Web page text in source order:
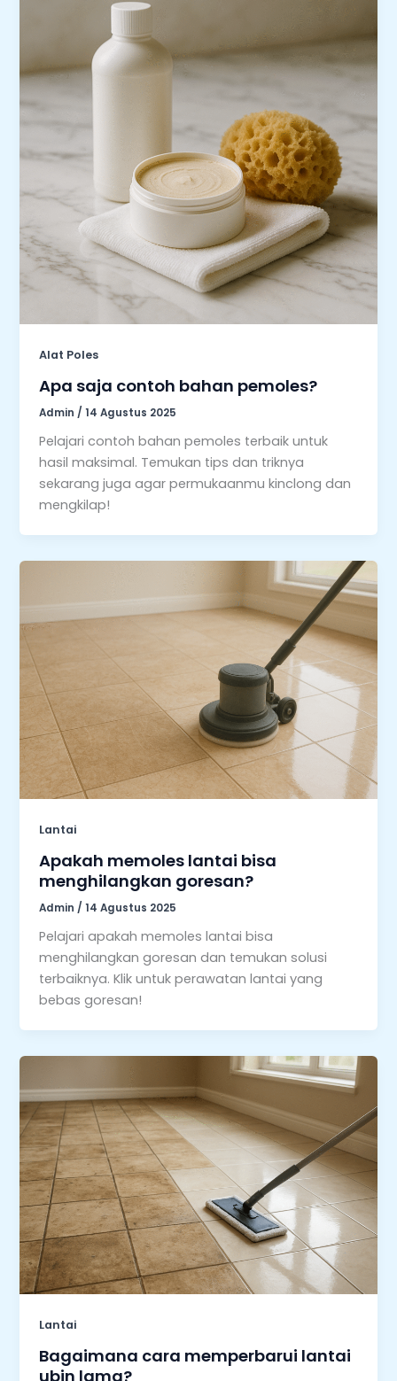
Alat Poles
Apa saja contoh bahan pemoles?
Admin /14 Agustus 2025
Pelajari contoh bahan pemoles terbaik untuk
hasil maksimal. Temukan tips dan triknya
sekarang juga agar permukaanmu kinclong dan
mengkilap!
Lantai
Apakah memoles lantai bisa
menghilangkan goresan?
Admin /14 Agustus 2025
Pelajari apakah memoles lantai bisa
menghilangkan goresan dan temukan solusi
terbaiknya. Klik untuk perawatan lantai yang
bebas goresan!
Lantai
Bagaimana cara memperbarui lantai
ubin lama?